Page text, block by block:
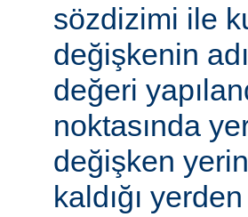
sözdizimi ile
değişkenin
değeri
noktasında
değişken
kaldığı